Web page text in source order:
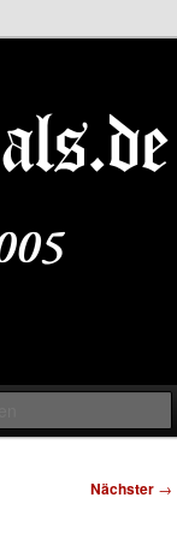
Nächster →